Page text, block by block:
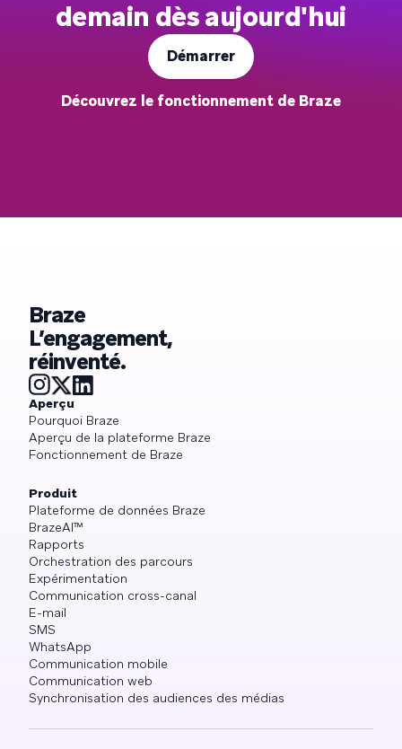
demain dès aujourd'hui
Démarrer
Découvrez le fonctionnement de Braze
Braze
L’engagement,
réinventé.
Aperçu
Pourquoi Braze
Aperçu de la plateforme Braze
Fonctionnement de Braze
Produit
Plateforme de données Braze
BrazeAI™
Rapports
Orchestration des parcours
Expérimentation
Communication cross-canal
E-mail
SMS
WhatsApp
Communication mobile
Communication web
Synchronisation des audiences des médias